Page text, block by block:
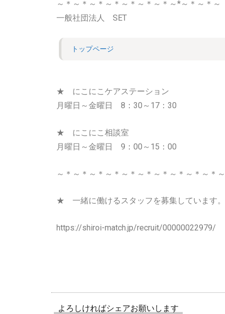
～＊～＊～＊～＊～＊～＊～＊～*～＊～＊～
一般社団法人 SET
トップページ
★ にこにこケアステーション
月曜日～金曜日 8：30～17：30
★ にこにこ相談室
月曜日～金曜日 9：00～15：00
～＊～＊～＊～＊～＊～＊～＊～＊～＊～＊～
★ 一緒に働けるスタッフを募集しています。
https://shiroi-match.jp/recruit/00000022979/
よろしければシェアお願いします